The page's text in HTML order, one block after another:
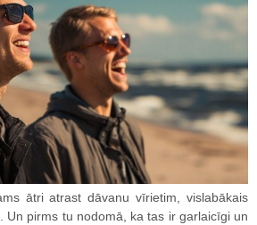
ātri atrast dāvanu vīrietim, vislabākais
Un pirms tu nodomā, ka tas ir garlaicīgi un